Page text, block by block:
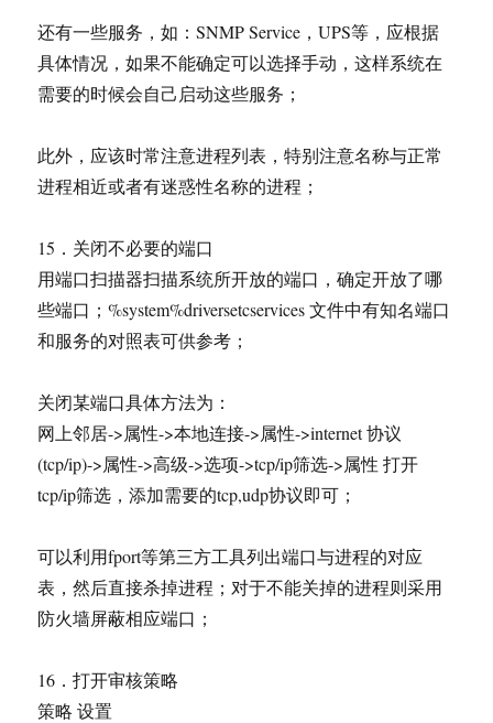
还有一些服务，如：SNMP Service，UPS等，应根据
具体情况，如果不能确定可以选择手动，这样系统在
需要的时候会自己启动这些服务；
此外，应该时常注意进程列表，特别注意名称与正常
进程相近或者有迷惑性名称的进程；
15．关闭不必要的端口
用端口扫描器扫描系统所开放的端口，确定开放了哪
些端口；%system%driversetcservices 文件中有知名端口
和服务的对照表可供参考；
关闭某端口具体方法为：
网上邻居->属性->本地连接->属性->internet 协议
(tcp/ip)->属性->高级->选项->tcp/ip筛选->属性 打开
tcp/ip筛选，添加需要的tcp,udp协议即可；
可以利用fport等第三方工具列出端口与进程的对应
表，然后直接杀掉进程；对于不能关掉的进程则采用
防火墙屏蔽相应端口；
16．打开审核策略
策略 设置